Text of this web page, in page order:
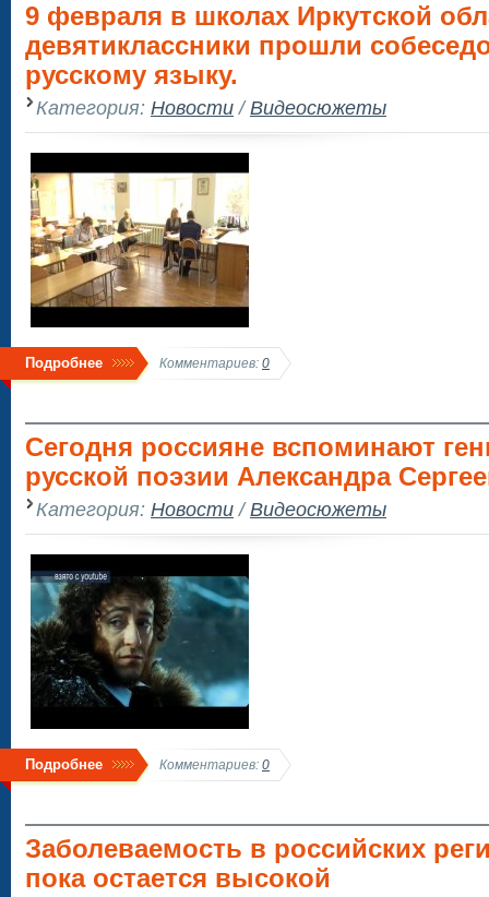
9 февраля в школах Иркутской
девятиклассники прошли
русскому языку.
Категория: Новости/Видеосюжеты
Подробнее Комментариев: 0
Сегодня россияне вспоминают
русской поэзии Александра
Категория: Новости/Видеосюжеты
Подробнее Комментариев: 0
Заболеваемость в российских
пока остается высокой